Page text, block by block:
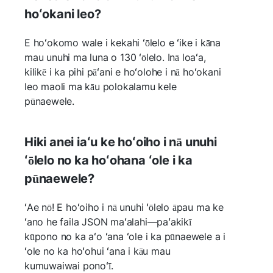
hoʻokani leo?
E hoʻokomo wale i kekahi ʻōlelo e ʻike i kāna
mau unuhi ma luna o 130 ʻōlelo. Inā loaʻa,
kilikē i ka pihi pāʻani e hoʻolohe i nā hoʻokani
leo maoli ma kāu polokalamu kele
pūnaewele.
Hiki anei iaʻu ke hoʻoiho i nā unuhi
ʻōlelo no ka hoʻohana ʻole i ka
pūnaewele?
ʻAe nō! E hoʻoiho i nā unuhi ʻōlelo āpau ma ke
ʻano he faila JSON maʻalahi—paʻakikī
kūpono no ka aʻo ʻana ʻole i ka pūnaewele a i
ʻole no ka hoʻohui ʻana i kāu mau
kumuwaiwai ponoʻī.